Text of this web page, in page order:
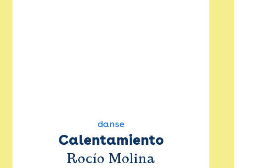
danse
Calentamiento
Rocío Molina